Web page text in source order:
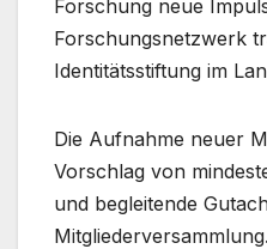
Forschung neue
Forschungsnetzwerk
Identitätsstiftung im
Die Aufnahme neuer
Vorschlag von
und begleitende